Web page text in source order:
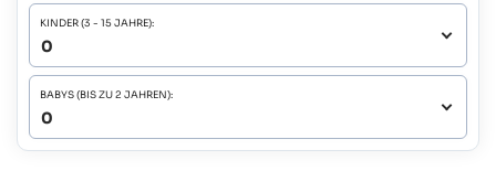
KINDER (3 - 15 JAHRE):
BABYS (BIS ZU 2 JAHREN):